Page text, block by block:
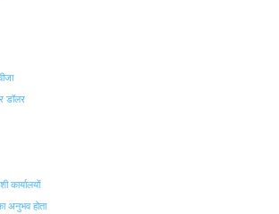
डॉलर
कार्यालयों
अनुभव होता